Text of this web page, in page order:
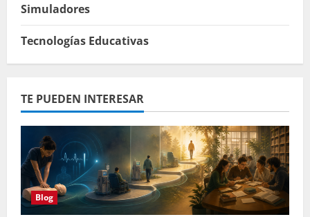
Simuladores
Tecnologías Educativas
TE PUEDEN INTERESAR
Blog